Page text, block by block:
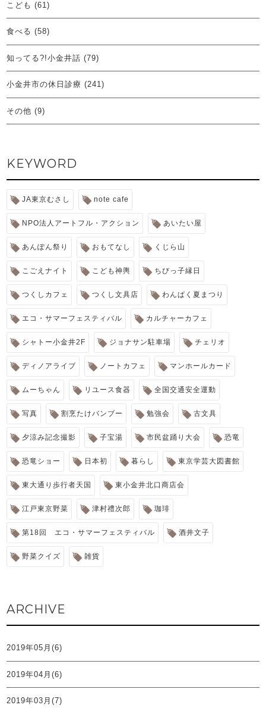
こども (61)
食べる (58)
知ってる?!小金井話 (79)
小金井市の休日診療 (241)
その他 (9)
KEYWORD
JA東京むさし note cafe
NPO法人アートフル・アクション あいたい屋
あんぽん祭り おもてなし くじら山
こごえナイト こども神輿 ちびっ子縁日
つくしカフェ つくし文具店 わんぱく夏まつり
エコ・サマーフェスティバル カルチャーカフェ
シャトー小金井2F ジョナサン駐車場 チェリオ
ディノアライブ ノートカフェ マンホールカード
ムーちゃん リユース食器 全国交通安全運動
写真 割烹たけバンブー 勉強会 古文具
夕涼み記念撮影 子宝湯 市民盆踊り大会 恐竜
恐竜ショー 日本初 暮らし 東京学芸大図書館
東大通り歩行者天国 東小金井北口商店会
江戸東京野菜 津村禮次郎 珈琲
第18回 エコ・サマーフェスティバル 酒井文子
野菜クイズ 雑貨
ARCHIVE
2019年05月(6)
2019年04月(6)
2019年03月(7)